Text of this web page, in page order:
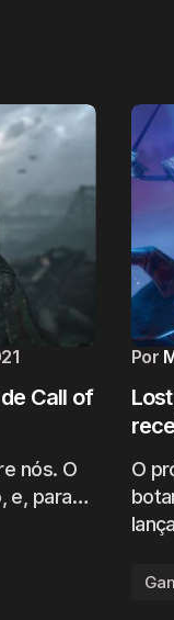
Call of
nós. O
e, para…
Por
O